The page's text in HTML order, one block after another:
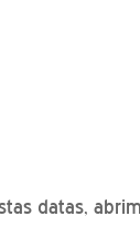
datas,